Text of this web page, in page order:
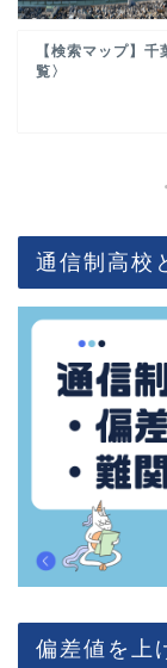
【検索マップ】
覧〉
通信制高校
偏差値を上